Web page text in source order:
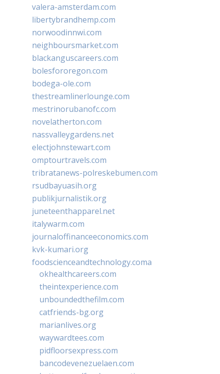
valera-amsterdam.com
libertybrandhemp.com
norwoodinnwi.com
neighboursmarket.com
blackanguscareers.com
bolesfororegon.com
bodega-ole.com
thestreamlinerlounge.com
mestrinorubanofc.com
novelatherton.com
nassvalleygardens.net
electjohnstewart.com
omptourtravels.com
tribratanews-polreskebumen.com
rsudbayuasih.org
publikjurnalistik.org
juneteenthapparel.net
italywarm.com
journaloffinanceeconomics.com
kvk-kumari.org
foodscienceandtechnology.coma
okhealthcareers.com
theintexperience.com
unboundedthefilm.com
catfriends-bg.org
marianlives.org
waywardtees.com
pidfloorsexpress.com
bancodevenezuelaen.com